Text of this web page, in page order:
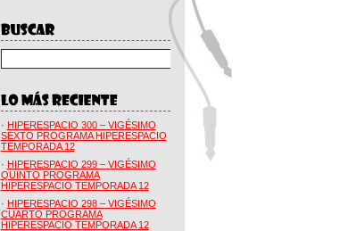
· HIPERESPACIO 300 – VIGÉSIMO
SEXTO PROGRAMA HIPERESPACIO
TEMPORADA 12
· HIPERESPACIO 299 – VIGÉSIMO
QUINTO PROGRAMA
HIPERESPACIO TEMPORADA 12
· HIPERESPACIO 298 – VIGÉSIMO
CUARTO PROGRAMA
HIPERESPACIO TEMPORADA 12